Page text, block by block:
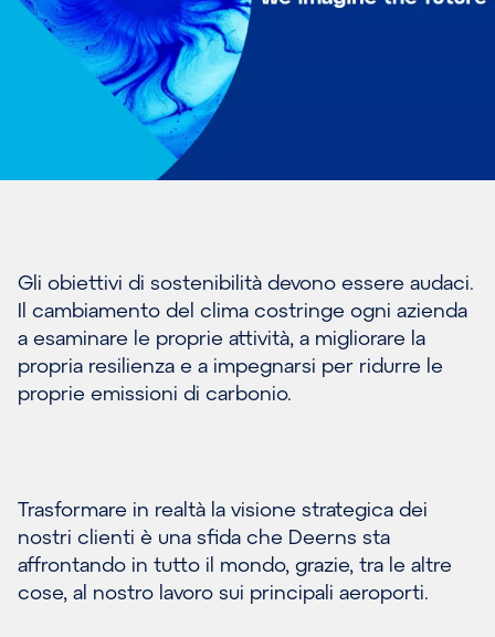
Gli obiettivi di sostenibilità devono essere audaci.
Il cambiamento del clima costringe ogni azienda
a esaminare le proprie attività, a migliorare la
propria resilienza e a impegnarsi per ridurre le
proprie emissioni di carbonio.
Trasformare in realtà la visione strategica dei
nostri clienti è una sfida che Deerns sta
affrontando in tutto il mondo, grazie, tra le altre
cose, al nostro lavoro sui principali aeroporti.